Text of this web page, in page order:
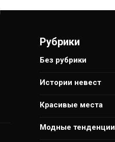
Рубрики
Без рубрики
Истории невест
Красивые места
Модные тенденции